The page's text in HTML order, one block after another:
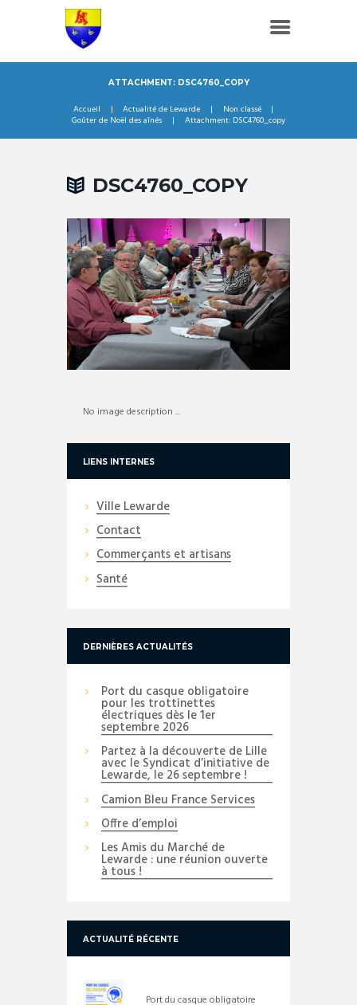
ATTACHMENT: DSC4760_COPY
Accueil Actualité de Lewarde
Non classé
Goûter de Noël des aînés
Attachment: DSC4760_copy
DSC4760_COPY
No image description ...
LIENS INTERNES
Ville Lewarde
Contact
Commerçants et artisans
Santé
DERNIÈRES ACTUALITÉS
Port du casque obligatoire
pour les trottinettes
électriques dès le 1er
septembre 2026
Partez à la découverte de Lille
avec le Syndicat d’initiative de
Lewarde, le 26 septembre !
Camion Bleu France Services
Offre d’emploi
Les Amis du Marché de
Lewarde : une réunion ouverte
à tous !
ACTUALITÉ RÉCENTE
Port du casque obligatoire